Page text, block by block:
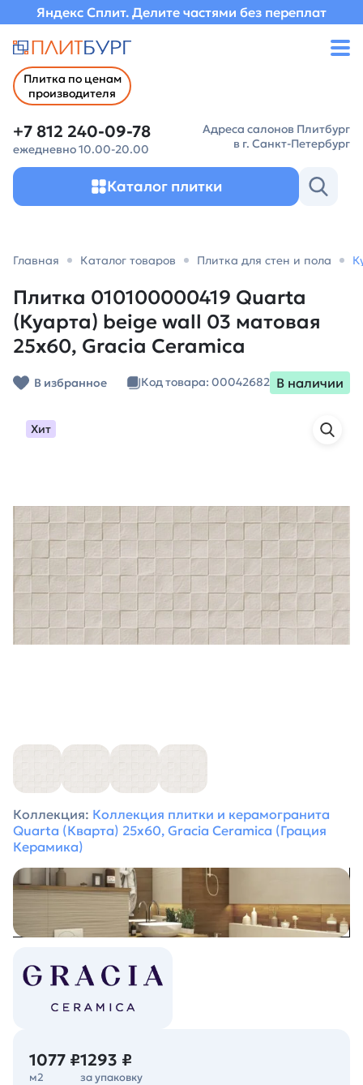
Яндекс Сплит. Делите частями без переплат
Плитка по ценам
производителя
+7 812 240-09-78
ежедневно 10.00-20.00
Адреса салонов Плитбург
в г. Санкт-Петербург
Каталог плитки
Главная Каталог товаров Плитка для стен и пола
Плитка 010100000419 Quarta
(Куарта) beige wall 03 матовая
25х60, Gracia Ceramica
В избранное Код товара: 00042682 В наличии
Хит
Коллекция: Коллекция плитки и керамогранита
Quarta (Кварта) 25х60, Gracia Ceramica (Грация
Керамика)
1077 ₽
м2
1293 ₽
за упаковку